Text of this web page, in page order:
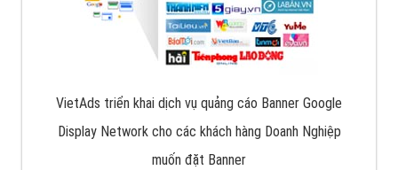
VietAds triển khai dịch vụ quảng cáo Banner Google
Display Network cho các khách hàng Doanh Nghiệp
muốn đặt Banner